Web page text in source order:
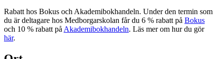
Rabatt hos Bokus och Akademibokhandeln. Under den termin som
du är deltagare hos Medborgarskolan får du 6 % rabatt på Bokus
och 10 % rabatt på Akademibokhandeln. Läs mer om hur du gör
här.